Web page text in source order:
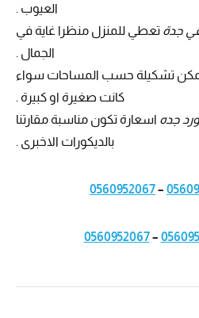
العيوب .
جدة تعطي للمنزل منظرا غاية في
الجمال .
تشكيلة حسب المساحات سواء
كانت صغيرة او كبيرة .
جده اسعارة تكون مناسبة مقارتنا
بالديكورات الاخبرى .
–
0560952067
–
0560952067